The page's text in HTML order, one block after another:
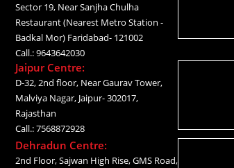
Sector 19, Near Sanjha Chulha
Restaurant (Nearest Metro Station -
Badkal Mor) Faridabad- 121002
Call.: 9643642030
Jaipur Centre:
D-32, 2nd floor, Near Gaurav Tower,
Malviya Nagar, Jaipur- 302017,
Rajasthan
Call.: 7568872928
Dehradun Centre:
2nd Floor, Sajwan High Rise, GMS Road,